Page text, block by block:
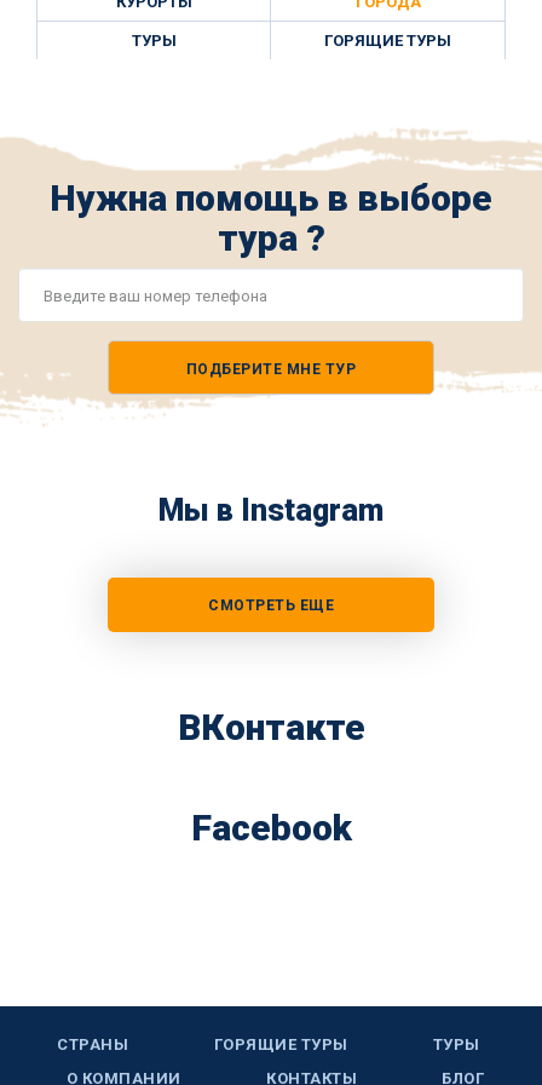
ТУРЫ ГОРЯЩИЕ ТУРЫ
Нужна помощь в выборе
тура ?
ПОДБЕРИТЕ МНЕ ТУР
Мы в Instagram
СМОТРЕТЬ ЕЩЕ
ВКонтакте
Facebook
СТРАНЫ ГОРЯЩИЕ ТУРЫ
ТУРЫ
О КОМПАНИИ
КОНТАКТЫ БЛОГ